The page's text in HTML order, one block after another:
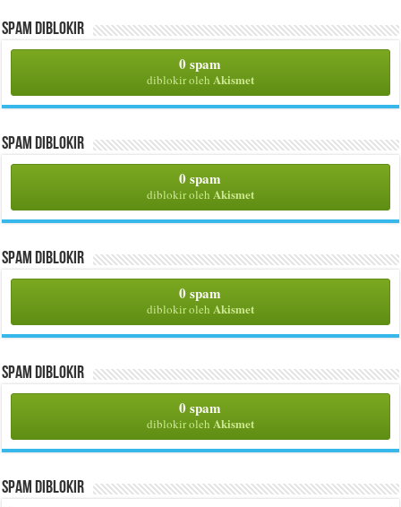
Spam Diblokir
0 spam
diblokir oleh Akismet
Spam Diblokir
0 spam
diblokir oleh Akismet
Spam Diblokir
0 spam
diblokir oleh Akismet
Spam Diblokir
0 spam
diblokir oleh Akismet
Spam Diblokir